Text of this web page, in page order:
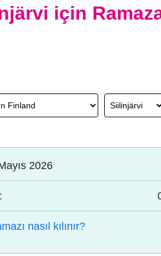
için
2026
nasıl kılınır?